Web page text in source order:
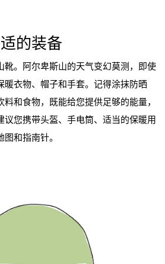
的装备
。阿尔卑斯山的天气变幻莫测，即使
暖衣物、帽子和手套。记得涂抹防晒
和食物，既能给您提供足够的能量，
议您携带头盔、手电筒、适当的保暖用
和指南针。